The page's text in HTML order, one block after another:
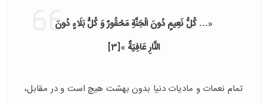
«
… كُلُّ نَعِيمٍ دُونَ الْجَنَّةِ مَحْقُورٌ وَ كُلُّ بَلَاءٍ دُونَ
النَّارِ عَافِيَةٌ »
[3]
تمام نعمات و مادیات دنیا بدون بهشت هیچ است و در مقابل،